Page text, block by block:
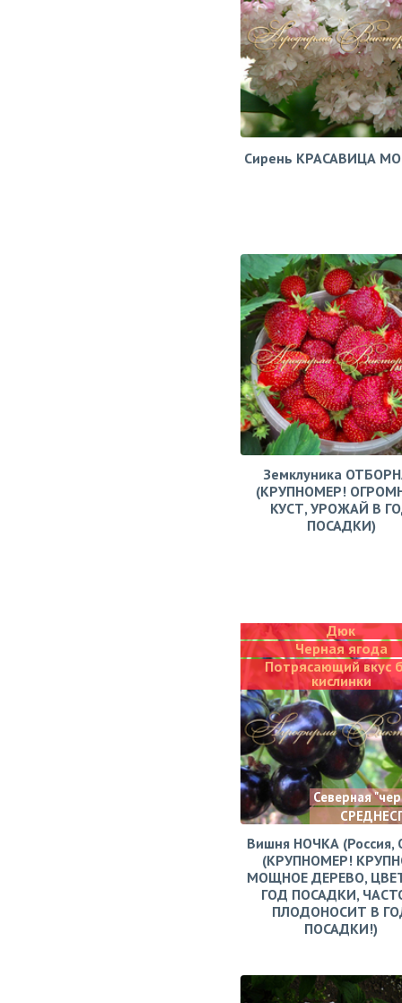
Сирень КРАСАВИЦА
Земклуника
(КРУПНОМЕР!
КУСТ, УРОЖАЙ В
ПОСАДКИ)
Дюк
Черная ягода
Потрясающий вкус
кислинки
Северная
Вишня НОЧКА (Россия,
(КРУПНОМЕР!
МОЩНОЕ ДЕРЕВО,
ГОД ПОСАДКИ,
ПЛОДОНОСИТ В
ПОСАДКИ!)